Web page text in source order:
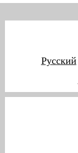
Русский